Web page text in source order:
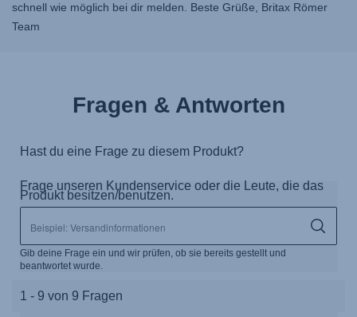
schnell wie möglich bei dir melden. Beste Grüße, Britax Römer
Team
Fragen & Antworten